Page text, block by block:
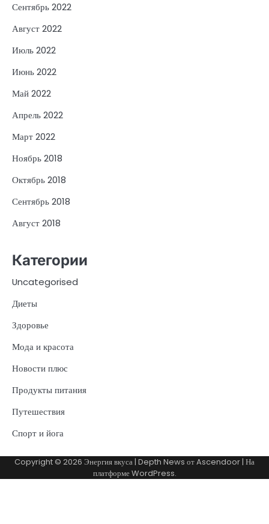
Сентябрь 2022
Август 2022
Июль 2022
Июнь 2022
Май 2022
Апрель 2022
Март 2022
Ноябрь 2018
Октябрь 2018
Сентябрь 2018
Август 2018
Категории
Uncategorised
Диеты
Здоровье
Мода и красота
Новости плюс
Продукты питания
Путешествия
Спорт и йога
Copyright © 2026 Энергия вкуса| Depth News отAscendoor| На
платформеWordPress.